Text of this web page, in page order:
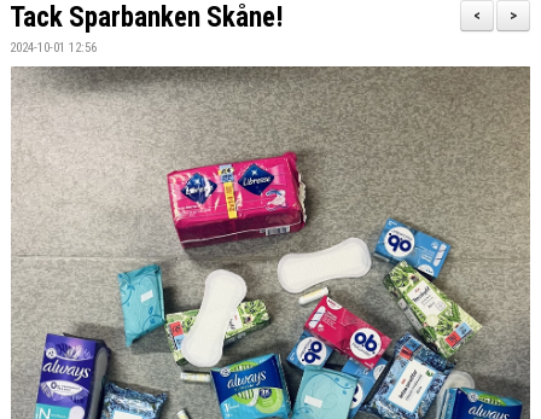
INTRESSEANMÄLAN
SHOP
GRUPPER OCH TIDER
STÖDMEDLEM
SPONSRING
FRÅGOR & SVAR
FUNKTIONÄRER
FRITIDSKORTET
>
<
Tack Sparbanken Skåne!
2024-10-01 12:56